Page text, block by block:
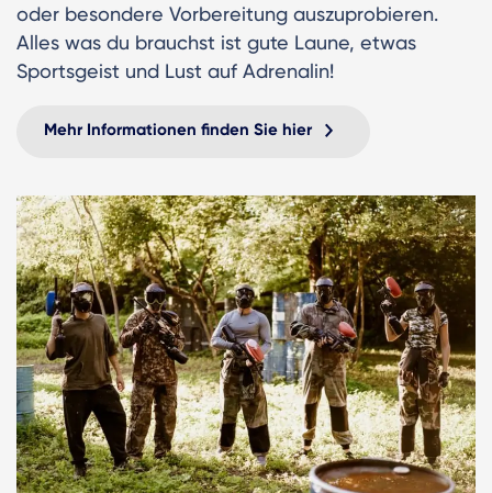
oder besondere Vorbereitung auszuprobieren.
Alles was du brauchst ist gute Laune, etwas
Sportsgeist und Lust auf Adrenalin!
Mehr Informationen finden Sie hier